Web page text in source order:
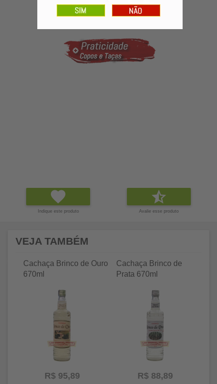
Indique este produto Avalie esse produto
VEJA TAMBÉM
Cachaça Brinco de Ouro
670ml
R$ 95,89
Cachaça Brinco de
Prata 670ml
R$ 88,89